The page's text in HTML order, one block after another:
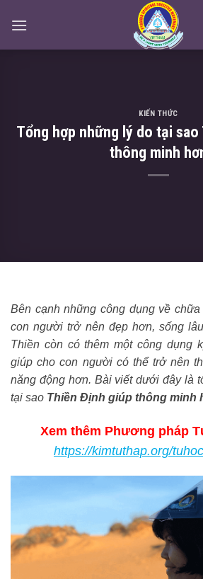
KIẾN THỨC
Tổng hợp những lý do tại
thông minh
Bên cạnh những công dụng về
con người trở nên đẹp hơn, sống
Thiền còn có thêm một công dụng
giúp cho con người có thể trở nên
năng động hơn. Bài viết dưới đây là
tại sao Thiền Định giúp thông minh
Xem thêm Phương pháp
https://kimtuthap.org/